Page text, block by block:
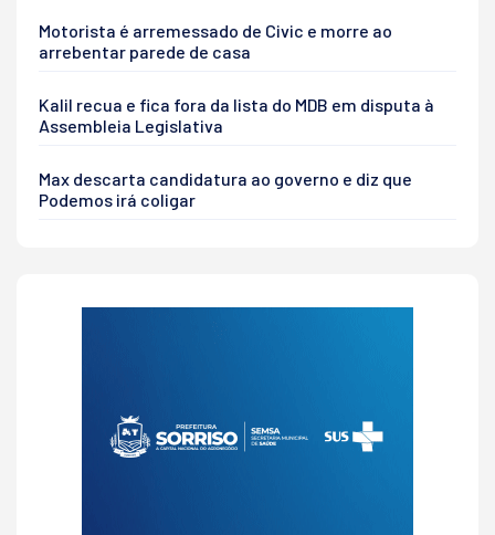
Motorista é arremessado de Civic e morre ao
arrebentar parede de casa
Kalil recua e fica fora da lista do MDB em disputa à
Assembleia Legislativa
Max descarta candidatura ao governo e diz que
Podemos irá coligar